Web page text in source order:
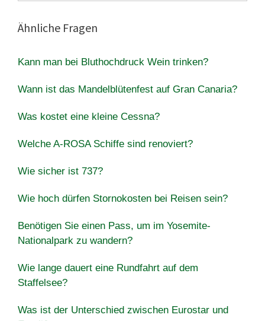
Ähnliche Fragen
Kann man bei Bluthochdruck Wein trinken?
Wann ist das Mandelblütenfest auf Gran Canaria?
Was kostet eine kleine Cessna?
Welche A-ROSA Schiffe sind renoviert?
Wie sicher ist 737?
Wie hoch dürfen Stornokosten bei Reisen sein?
Benötigen Sie einen Pass, um im Yosemite-
Nationalpark zu wandern?
Wie lange dauert eine Rundfahrt auf dem
Staffelsee?
Was ist der Unterschied zwischen Eurostar und